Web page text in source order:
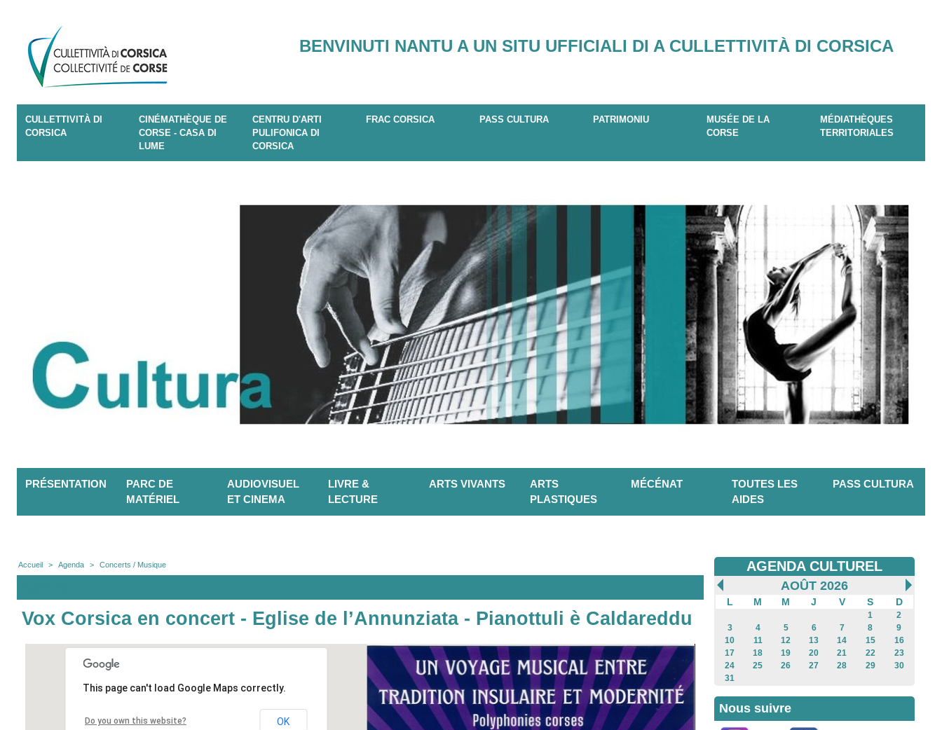
BENVINUTI NANTU A UN SITU UFFICIALI DI A CULLETTIVITÀ DI CORSICA
CULLETTIVITÀ DI
CORSICA
CINÉMATHÈQUE DE
CORSE - CASA DI
LUME
CENTRU D'ARTI
PULIFONICA DI
CORSICA
FRAC CORSICA PASS CULTURA PATRIMONIU
MUSÉE DE LA
CORSE
MÉDIATHÈQUES
TERRITORIALES
PRÉSENTATION
PARC DE
MATÉRIEL
AUDIOVISUEL
ET CINEMA
LIVRE &
LECTURE
ARTS VIVANTS
ARTS
PLASTIQUES
MÉCÉNAT
TOUTES LES
AIDES
PASS CULTURA
Accueil > Agenda > Concerts / Musique
Vox Corsica en concert - Eglise de l’Annunziata - Pianottuli è Caldareddu
This page can't load Google Maps correctly.
Do you own this website? OK
AGENDA CULTUREL
AOÛT 2026
L M M J V S D
1
2
3
4 5 6 7 8
9
10
11 12 13 14 15
16
17
18 19 20 21 22
23
24
25 26 27 28 29
30
31
Nous suivre